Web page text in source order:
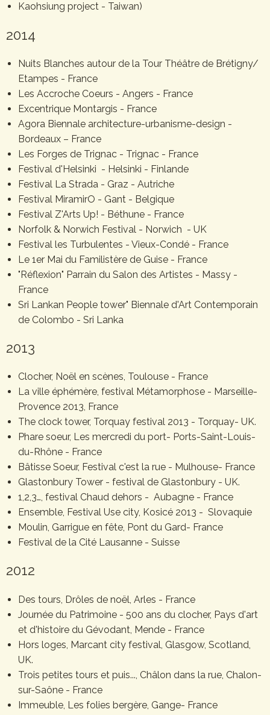
Kaohsiung project - Taiwan)
2014
Nuits Blanches autour de la Tour Théâtre de Brétigny/
Etampes - France
Les Accroche Coeurs - Angers - France
Excentrique Montargis - France
Agora Biennale architecture-urbanisme-design -
Bordeaux – France
Les Forges de Trignac - Trignac - France
Festival d'Helsinki - Helsinki - Finlande
Festival La Strada - Graz - Autriche
Festival MiramirO - Gant - Belgique
Festival Z'Arts Up! - Béthune - France
Norfolk & Norwich Festival - Norwich - UK
Festival les Turbulentes - Vieux-Condé - France
Le 1er Mai du Familistère de Guise - France
"Réflexion" Parrain du Salon des Artistes - Massy -
France
Sri Lankan People tower" Biennale d'Art Contemporain
de Colombo - Sri Lanka
2013
Clocher, Noël en scènes, Toulouse - France
La ville éphémère, festival Métamorphose - Marseille-
Provence 2013, France
The clock tower, Torquay festival 2013 - Torquay- UK.
Phare soeur, Les mercredi du port- Ports-Saint-Louis-
du-Rhône - France
Bâtisse Soeur, Festival c'est la rue - Mulhouse- France
Glastonbury Tower - festival de Glastonbury - UK.
1,2,3…, festival Chaud dehors - Aubagne - France
Ensemble, Festival Use city, Kosicé 2013 - Slovaquie
Moulin, Garrigue en fête, Pont du Gard- France
Festival de la Cité Lausanne - Suisse
2012
Des tours, Drôles de noël, Arles - France
Journée du Patrimoine - 500 ans du clocher, Pays d'art
et d'histoire du Gévodant, Mende - France
Hors loges, Marcant city festival, Glasgow, Scotland,
UK.
Trois petites tours et puis..., Châlon dans la rue, Chalon-
sur-Saône - France
Immeuble, Les folies bergère, Gange- France